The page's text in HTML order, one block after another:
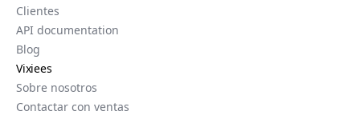
Clientes
API documentation
Blog
Vixiees
Sobre nosotros
Contactar con ventas